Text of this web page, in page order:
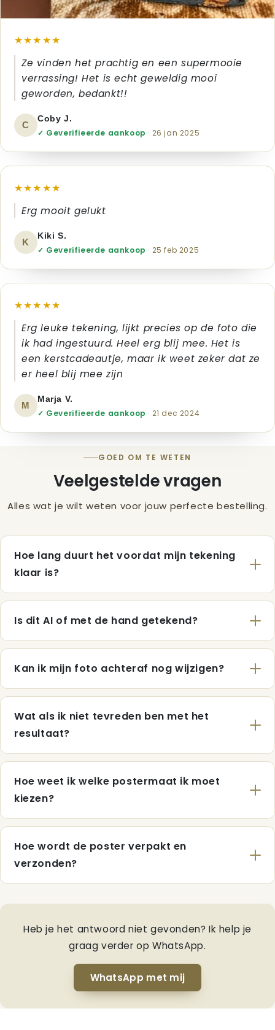
★★★★★
Ze vinden het prachtig en een supermooie
verrassing! Het is echt geweldig mooi
geworden, bedankt!!
C
Coby J.
✓ Geverifieerde aankoop · 26 jan 2025
★★★★★
Erg mooit gelukt
K
Kiki S.
✓ Geverifieerde aankoop · 25 feb 2025
★★★★★
Erg leuke tekening, lijkt precies op de foto die
ik had ingestuurd. Heel erg blij mee. Het is
een kerstcadeautje, maar ik weet zeker dat ze
er heel blij mee zijn
M
Marja V.
✓ Geverifieerde aankoop · 21 dec 2024
GOED OM TE WETEN
Veelgestelde vragen
Alles wat je wilt weten voor jouw perfecte bestelling.
Hoe lang duurt het voordat mijn tekening
klaar is?
Is dit AI of met de hand getekend?
Kan ik mijn foto achteraf nog wijzigen?
Wat als ik niet tevreden ben met het
resultaat?
Hoe weet ik welke postermaat ik moet
kiezen?
Hoe wordt de poster verpakt en
verzonden?
Heb je het antwoord niet gevonden? Ik help je
graag verder op WhatsApp.
WhatsApp met mij